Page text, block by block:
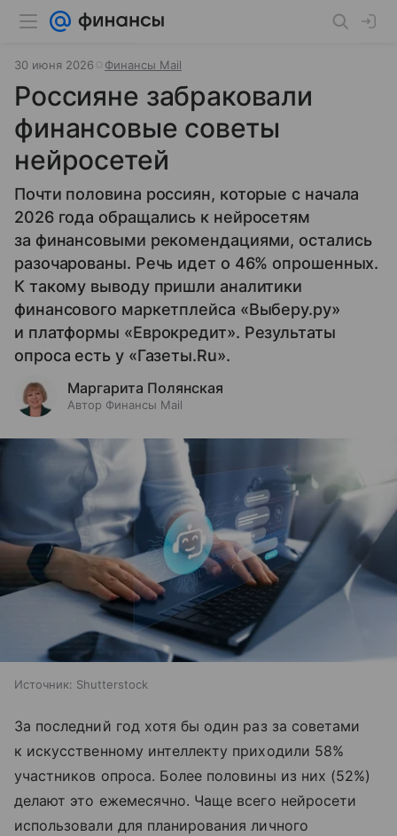
30 июня 2026 Финансы Mail
Россияне забраковали
финансовые советы
нейросетей
Почти половина россиян, которые с начала
2026 года обращались к нейросетям
за финансовыми рекомендациями, остались
разочарованы. Речь идет о 46% опрошенных.
К такому выводу пришли аналитики
финансового маркетплейса «Выберу.ру»
и платформы «Еврокредит». Результаты
опроса есть у «Газеты.Ru».
Маргарита Полянская
Автор Финансы Mail
Источник: Shutterstock
За последний год хотя бы один раз за советами
к искусственному интеллекту приходили 58%
участников опроса. Более половины из них (52%)
делают это ежемесячно. Чаще всего нейросети
использовали для планирования личного